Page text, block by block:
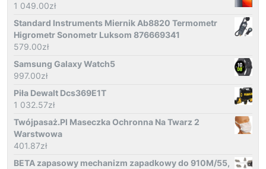
1 049.00zł
Standard Instruments Miernik Ab8820 Termometr
Higrometr Sonometr Luksom 876669341
579.00zł
Samsung Galaxy Watch5
997.00zł
Piła Dewalt Dcs369E1T
1 032.57zł
Twójpasaż.Pl Maseczka Ochronna Na Twarz 2
Warstwowa
401.87zł
BETA zapasowy mechanizm zapadkowy do 910M/55,